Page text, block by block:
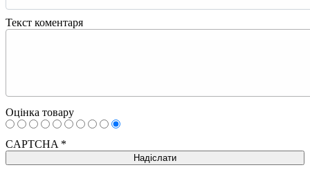
Текст коментаря
Оцінка товару
CAPTCHA *